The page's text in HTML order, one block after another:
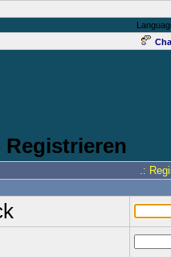
Registrieren
.: